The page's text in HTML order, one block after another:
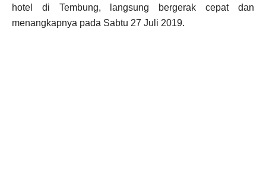
hotel di Tembung, langsung bergerak cepat dan
menangkapnya pada Sabtu 27 Juli 2019.